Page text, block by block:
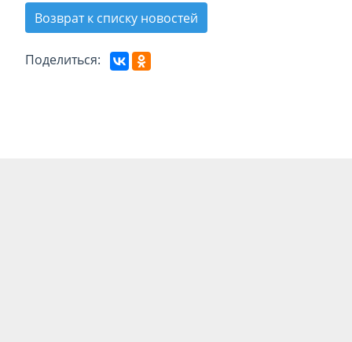
Возврат к списку новостей
Поделиться: